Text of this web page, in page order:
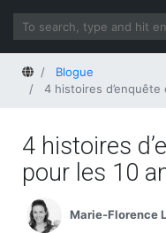
HomeBlogue
4 histoires
4 histoires
pour les 10
Marie-Florence